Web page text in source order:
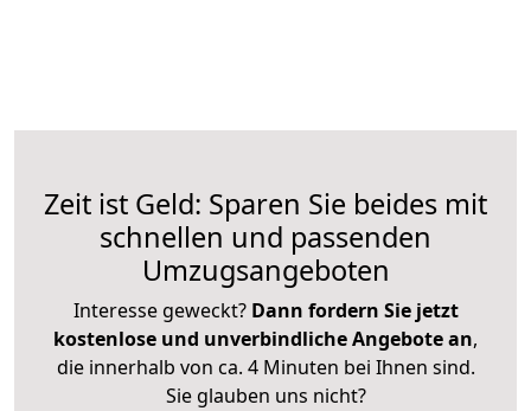
Zeit ist Geld: Sparen Sie beides mit
schnellen und passenden
Umzugsangeboten
Interesse geweckt? Dann fordern Sie jetzt
kostenlose und unverbindliche Angebote an,
die innerhalb von ca. 4 Minuten bei Ihnen sind.
Sie glauben uns nicht?